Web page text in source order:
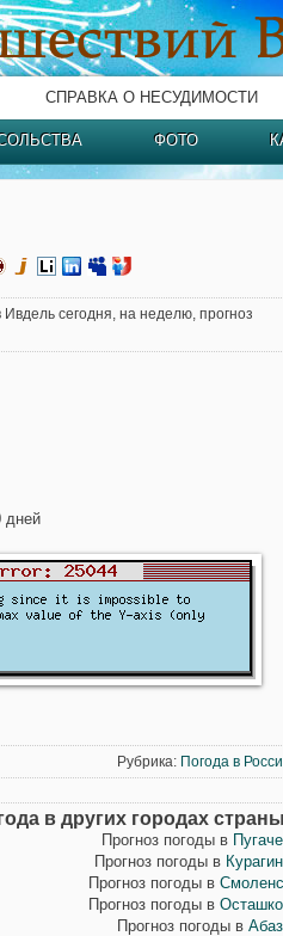
СПРАВКА О НЕСУДИМОСТИ
ФОТО
Ивдель сегодня, на неделю, прогноз
дней
Рубрика: Погода в
в других городах
Прогноз погоды в
Прогноз погоды в
Прогноз погоды в
Прогноз погоды в
Прогноз погоды в